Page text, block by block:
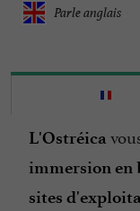
Parle anglais
L'Ostréica
immersion en
sites